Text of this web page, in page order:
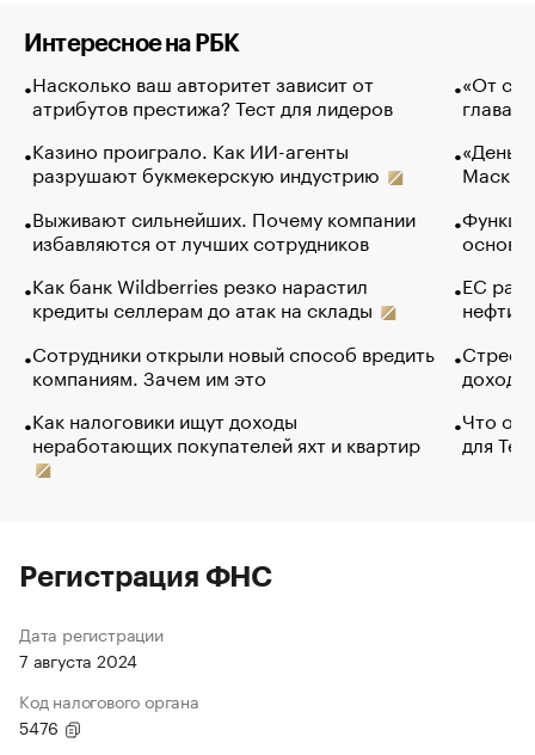
Интересное на РБК
Насколько ваш авторитет зависит от
атрибутов престижа? Тест для лидеров
Казино проиграло. Как ИИ-агенты
разрушают букмекерскую индустрию
Выживают сильнейших. Почему компании
избавляются от лучших сотрудников
Как банк Wildberries резко нарастил
кредиты селлерам до атак на склады
Сотрудники открыли новый способ вредить
компаниям. Зачем им это
Как налоговики ищут доходы
неработающих покупателей яхт и квартир
«От
глава
Маск в
основ
ЕС
нефти
Что
для
Регистрация ФНС
Дата регистрации
7 августа 2024
Код налогового органа
5476